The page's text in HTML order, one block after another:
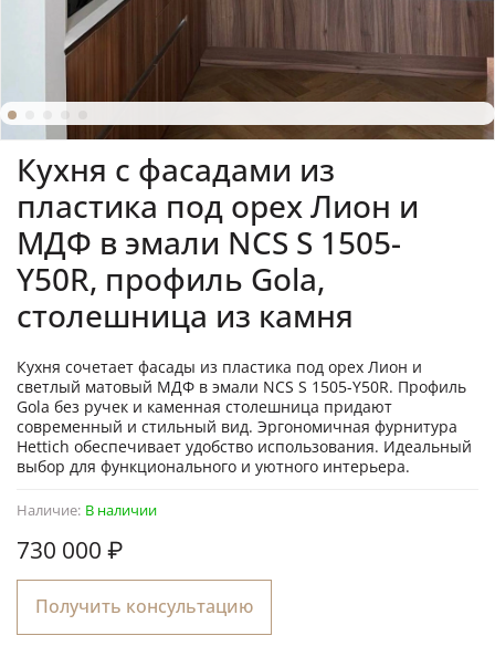
Наличие: В наличии
Кухня с фасадами из
пластика под орех Лион и
МДФ в эмали NCS S 1505-
Y50R, профиль Gola,
столешница из камня
730 000 ₽
Получить консультацию
Кухня сочетает фасады из пластика под орех Лион и
светлый матовый МДФ в эмали NCS S 1505-Y50R. Профиль
Gola без ручек и каменная столешница придают
современный и стильный вид. Эргономичная фурнитура
Hettich обеспечивает удобство использования. Идеальный
выбор для функционального и уютного интерьера.